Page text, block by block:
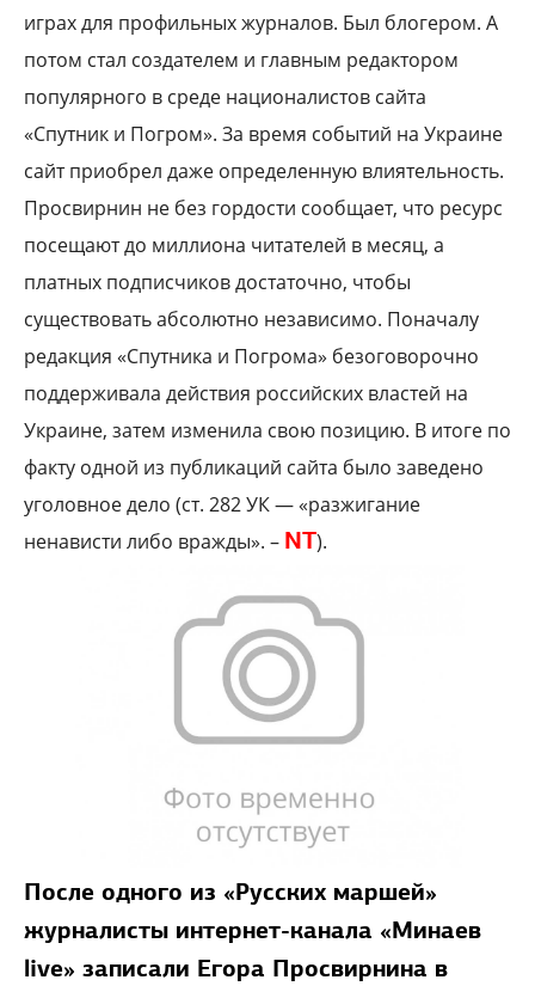
играх для профильных журналов. Был блогером. А
потом стал создателем и главным редактором
популярного в среде националистов сайта
«Спутник и Погром». За время событий на Украине
сайт приобрел даже определенную влиятельность.
Просвирнин не без гордости сообщает, что ресурс
посещают до миллиона читателей в месяц, а
платных подписчиков достаточно, чтобы
существовать абсолютно независимо. Поначалу
редакция «Спутника и Погрома» безоговорочно
поддерживала действия российских властей на
Украине, затем изменила свою позицию. В итоге по
факту одной из публикаций сайта было заведено
уголовное дело (ст. 282 УК — «разжигание
ненависти либо вражды». – NT).
После одного из «Русских маршей»
журналисты интернет-канала «Минаев
live» записали Егора Просвирнина в